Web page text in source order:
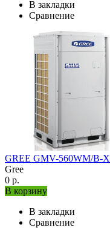
В закладки
Сравнение
GREE GMV-560WM/B-X
Gree
0 р.
В корзину
В закладки
Сравнение